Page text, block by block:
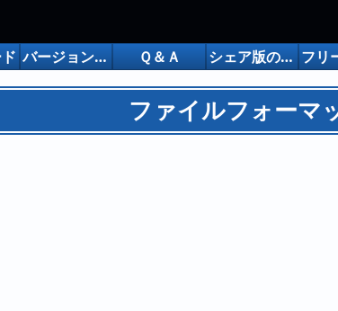
バージョンアップ履歴 Ｑ＆Ａ シェア版の購入について
ファイルフォーマ